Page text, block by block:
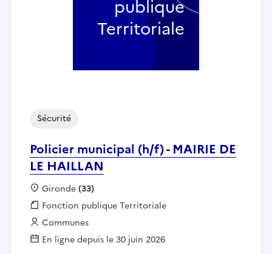
Policier municipal (h/f) - MAIRIE DE
LE HAILLAN
Sécurité
Localisation :
Gironde(33)
Fonction publique :
Fonction publique Territoriale
Employeur :
Communes
En ligne depuis le 30 juin 2026
publique
Territoriale